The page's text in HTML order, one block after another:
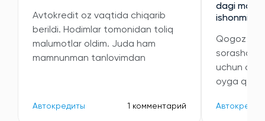
Avtokredit oz vaqtida chiqarib
berildi. Hodimlar tomonidan toliq
malumotlar oldim. Juda ham
mamnunman tanlovimdan
Автокредиты 1 комментарий
dagi
ishonmidi
Qogoz
sorashdi
uchun
oyga